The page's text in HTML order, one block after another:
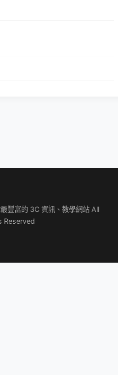
豐富的 3C 資訊、教學網站 All
Reserved